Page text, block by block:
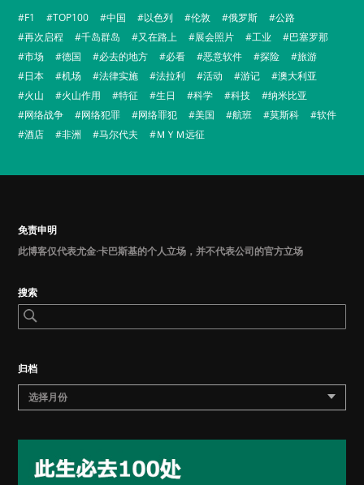
F1
TOP100 中国 以色列 伦敦 俄罗斯
公路
再次启程
千岛群岛 又在路上 展会照片 工业
巴塞罗那
市场
德国 必去的地方 必看 恶意软件 探险
旅游
日本
机场 法律实施 法拉利 活动 游记
澳大利亚
火山
火山作用 特征 生日 科学 科技
纳米比亚
网络战争
网络犯罪 网络罪犯 美国 航班 莫斯科
软件
酒店
非洲 马尔代夫 ＭＹＭ远征
免责申明
此博客仅代表尤金·卡巴斯基的个人立场，并不代表公司的官方立场
搜索
归档
选择月份